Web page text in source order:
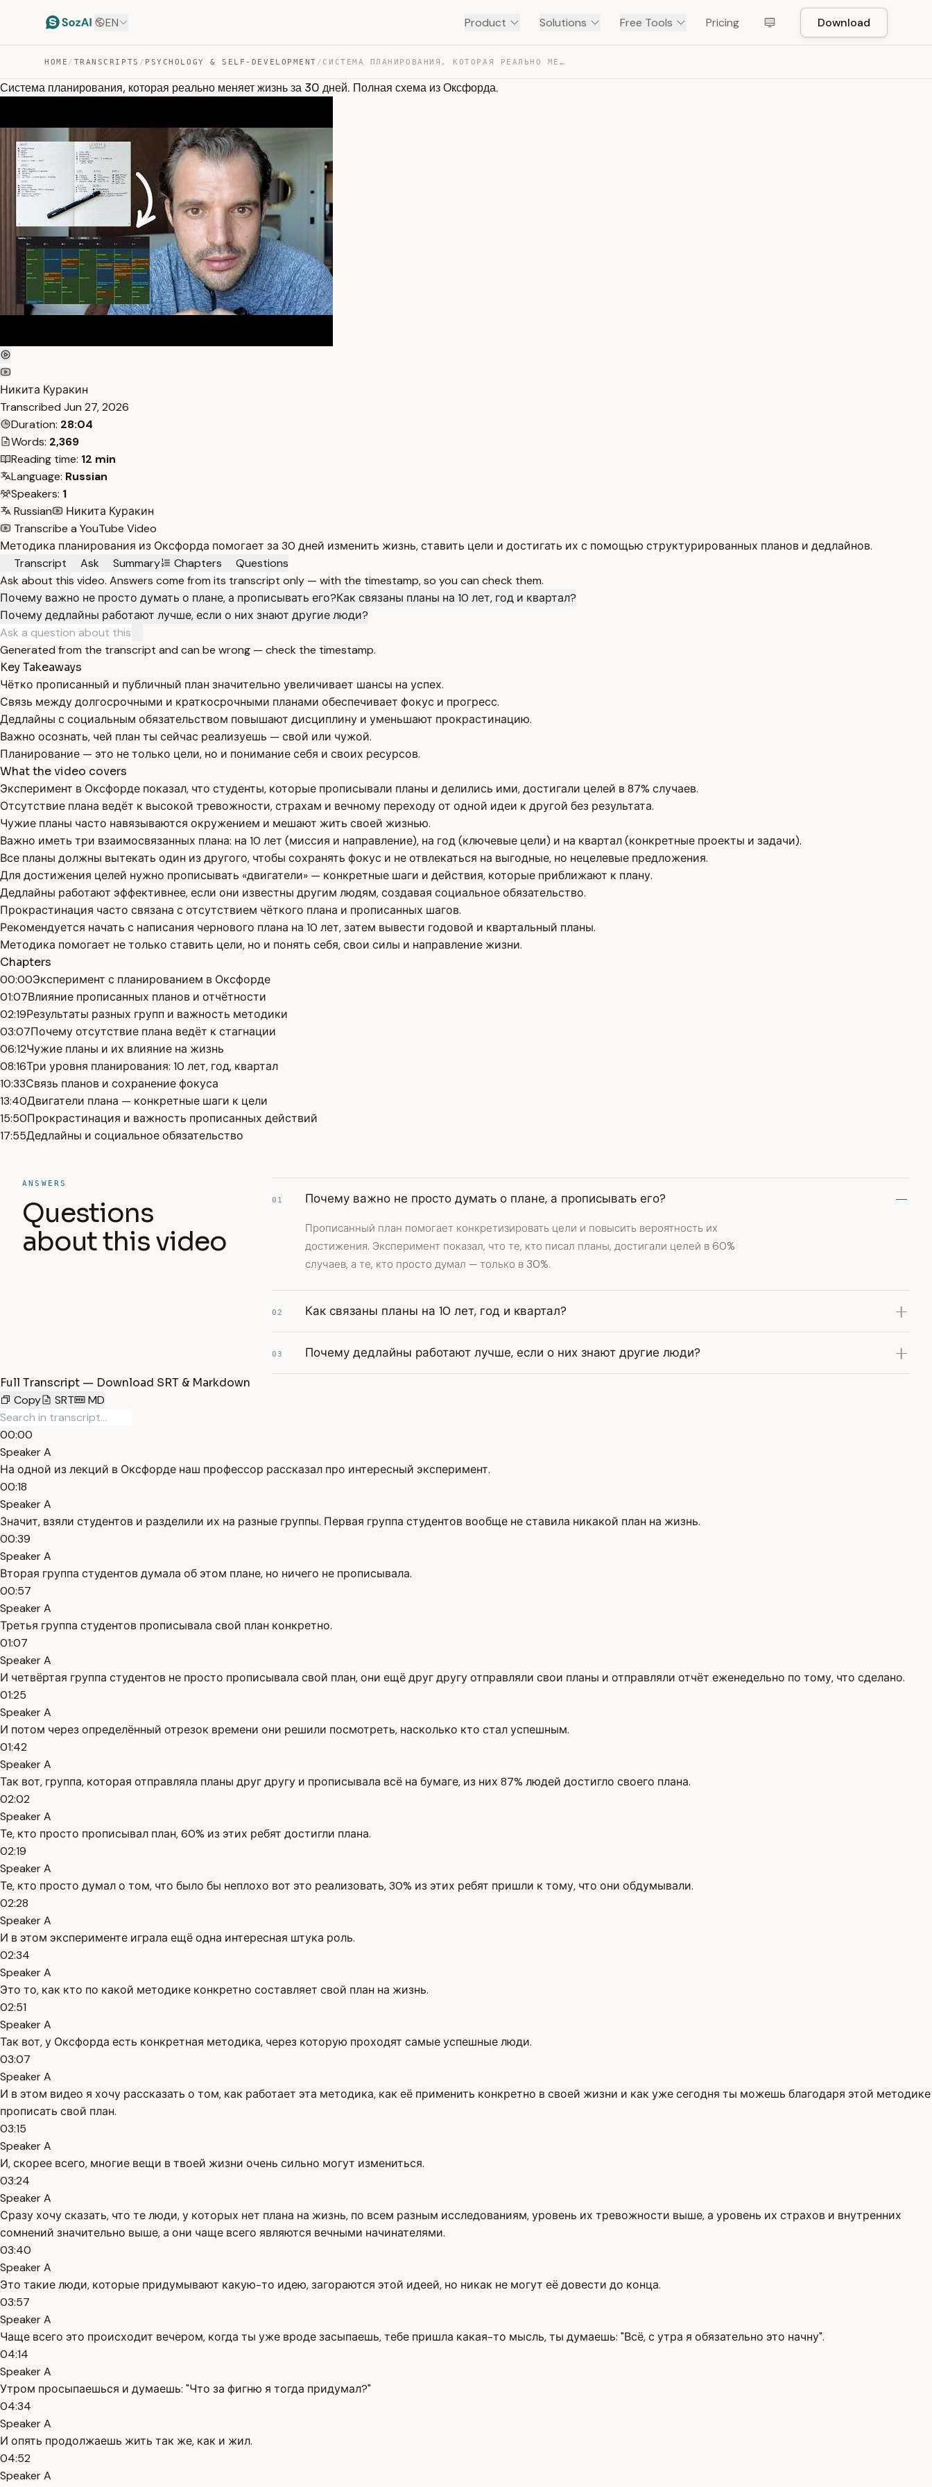
EN Product Solutions Free Tools Pricing Download
HOME / TRANSCRIPTS / PSYCHOLOGY & SELF-DEVELOPMENT / СИСТЕМА ПЛАНИРОВАНИЯ, КОТОРАЯ РЕАЛЬНО МЕНЯЕТ ЖИЗНЬ ЗА 3… — TRANSCRIPT
Система планирования, которая реально меняет жизнь за 30 дней. Полная схема из Оксфорда.
Никита Куракин
Transcribed Jun 27, 2026
Duration: 28:04
Words: 2,369
Reading time: 12 min
Language: Russian
Speakers: 1
Russian
Никита Куракин
Transcribe a YouTube Video
Методика планирования из Оксфорда помогает за 30 дней изменить жизнь, ставить цели и достигать их с помощью структурированных планов и дедлайнов.
Transcript
Ask Summary Chapters
Questions
Ask about this video. Answers come from its transcript only — with the timestamp, so you can check them.
Почему важно не просто думать о плане, а прописывать его?Как связаны планы на 10 лет, год и квартал?
Почему дедлайны работают лучше, если о них знают другие люди?
Generated from the transcript and can be wrong — check the timestamp.
Key Takeaways
Чётко прописанный и публичный план значительно увеличивает шансы на успех.
Связь между долгосрочными и краткосрочными планами обеспечивает фокус и прогресс.
Дедлайны с социальным обязательством повышают дисциплину и уменьшают прокрастинацию.
Важно осознать, чей план ты сейчас реализуешь — свой или чужой.
Планирование — это не только цели, но и понимание себя и своих ресурсов.
What the video covers
Эксперимент в Оксфорде показал, что студенты, которые прописывали планы и делились ими, достигали целей в 87% случаев.
Отсутствие плана ведёт к высокой тревожности, страхам и вечному переходу от одной идеи к другой без результата.
Чужие планы часто навязываются окружением и мешают жить своей жизнью.
Важно иметь три взаимосвязанных плана: на 10 лет (миссия и направление), на год (ключевые цели) и на квартал (конкретные проекты и задачи).
Все планы должны вытекать один из другого, чтобы сохранять фокус и не отвлекаться на выгодные, но нецелевые предложения.
Для достижения целей нужно прописывать «двигатели» — конкретные шаги и действия, которые приближают к плану.
Дедлайны работают эффективнее, если они известны другим людям, создавая социальное обязательство.
Прокрастинация часто связана с отсутствием чёткого плана и прописанных шагов.
Рекомендуется начать с написания чернового плана на 10 лет, затем вывести годовой и квартальный планы.
Методика помогает не только ставить цели, но и понять себя, свои силы и направление жизни.
Chapters
00:00Эксперимент с планированием в Оксфорде
01:07Влияние прописанных планов и отчётности
02:19Результаты разных групп и важность методики
03:07Почему отсутствие плана ведёт к стагнации
06:12Чужие планы и их влияние на жизнь
08:16Три уровня планирования: 10 лет, год, квартал
10:33Связь планов и сохранение фокуса
13:40Двигатели плана — конкретные шаги к цели
15:50Прокрастинация и важность прописанных действий
17:55Дедлайны и социальное обязательство
ANSWERS
Questions
about this video
01 Почему важно не просто думать о плане, а прописывать его?
Прописанный план помогает конкретизировать цели и повысить вероятность их
достижения. Эксперимент показал, что те, кто писал планы, достигали целей в 60%
случаев, а те, кто просто думал — только в 30%.
02 Как связаны планы на 10 лет, год и квартал?
03 Почему дедлайны работают лучше, если о них знают другие люди?
Full Transcript — Download SRT & Markdown
Copy
SRT MD
00:00
Speaker A
На одной из лекций в Оксфорде наш профессор рассказал про интересный эксперимент.
00:18
Speaker A
Значит, взяли студентов и разделили их на разные группы. Первая группа студентов вообще не ставила никакой план на жизнь.
00:39
Speaker A
Вторая группа студентов думала об этом плане, но ничего не прописывала.
00:57
Speaker A
Третья группа студентов прописывала свой план конкретно.
01:07
Speaker A
И четвёртая группа студентов не просто прописывала свой план, они ещё друг другу отправляли свои планы и отправляли отчёт еженедельно по тому, что сделано.
01:25
Speaker A
И потом через определённый отрезок времени они решили посмотреть, насколько кто стал успешным.
01:42
Speaker A
Так вот, группа, которая отправляла планы друг другу и прописывала всё на бумаге, из них 87% людей достигло своего плана.
02:02
Speaker A
Те, кто просто прописывал план, 60% из этих ребят достигли плана.
02:19
Speaker A
Те, кто просто думал о том, что было бы неплохо вот это реализовать, 30% из этих ребят пришли к тому, что они обдумывали.
02:28
Speaker A
И в этом эксперименте играла ещё одна интересная штука роль.
02:34
Speaker A
Это то, как кто по какой методике конкретно составляет свой план на жизнь.
02:51
Speaker A
Так вот, у Оксфорда есть конкретная методика, через которую проходят самые успешные люди.
03:07
Speaker A
И в этом видео я хочу рассказать о том, как работает эта методика, как её применить конкретно в своей жизни и как уже сегодня ты можешь благодаря этой методике
прописать свой план.
03:15
Speaker A
И, скорее всего, многие вещи в твоей жизни очень сильно могут измениться.
03:24
Speaker A
Сразу хочу сказать, что те люди, у которых нет плана на жизнь, по всем разным исследованиям, уровень их тревожности выше, а уровень их страхов и внутренних
сомнений значительно выше, а они чаще всего являются вечными начинателями.
03:40
Speaker A
Это такие люди, которые придумывают какую-то идею, загораются этой идеей, но никак не могут её довести до конца.
03:57
Speaker A
Чаще всего это происходит вечером, когда ты уже вроде засыпаешь, тебе пришла какая-то мысль, ты думаешь: "Всё, с утра я обязательно это начну".
04:14
Speaker A
Утром просыпаешься и думаешь: "Что за фигню я тогда придумал?"
04:34
Speaker A
И опять продолжаешь жить так же, как и жил.
04:52
Speaker A